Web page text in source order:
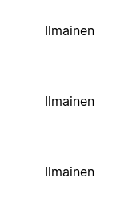
Ilmainen
Ilmainen
Ilmainen